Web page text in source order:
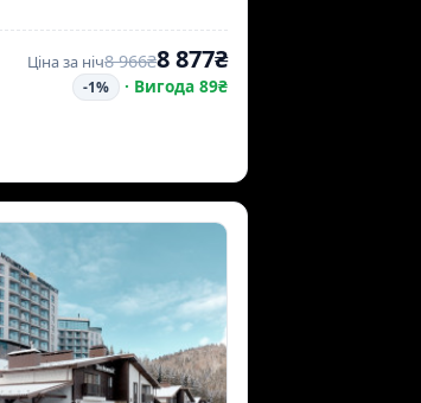
Ціна за ніч8 966₴8 877₴
-1% · Вигода 89₴